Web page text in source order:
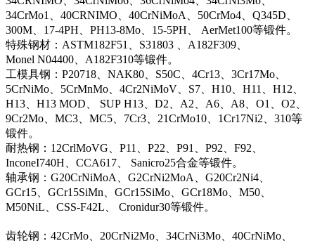
34CrMo1、40CRNIMO、40CrNiMoA、50CrMo4、Q345D、
300M、17-4PH、PH13-8Mo、15-5PH、 AerMet100等锻件。
特殊钢材：ASTM182F51、S31803 、A182F309、
Monel N04400、A182F310等锻件。
工模具钢：P20718、NAK80、S50C、4Cr13、3Cr17Mo、
5CrNiMo、5CrMnMo、4Cr2NiMoV、S7、H10、H11、H12、
H13、H13 MOD、 SUP H13、D2、A2、A6、A8、O1、O2、
9Cr2Mo、MC3、MC5、7Cr3、21CrMo10、1Cr17Ni2、310等
锻件。
耐热钢：12CrlMoVG、P11、P22、P91、P92、F92、
InconeI740H、CCA617、 Sanicro25合金等锻件。
轴承钢：G20CrNiMoA、G2CrNi2MoA、G20Cr2Ni4、
GCr15、GCr15SiMn、GCr15SiMo、GCr18Mo、M50、
M50NiL、CSS-F42L、 Cronidur30等锻件。
齿轮钢：42CrMo、20CrNi2Mo、34CrNi3Mo、40CrNiMo、